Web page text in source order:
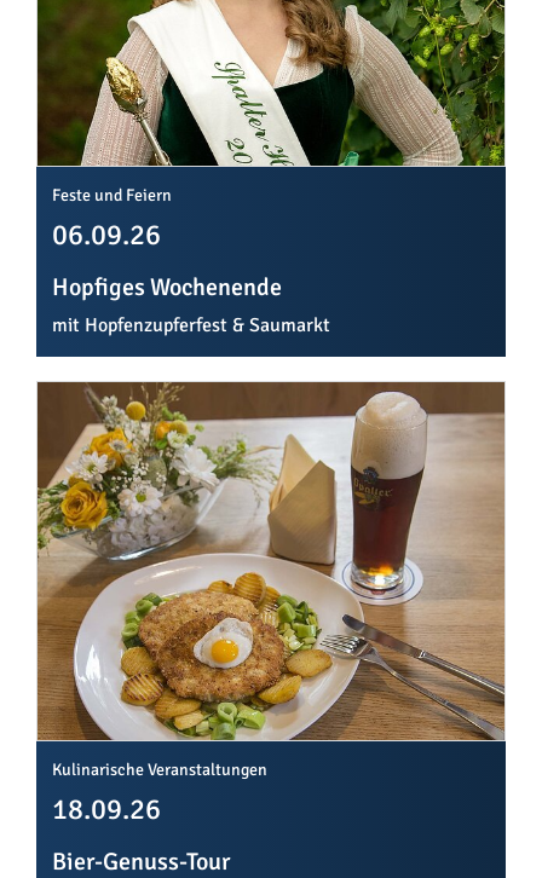
Feste und Feiern
06.09.26
Hopfiges Wochenende
mit Hopfenzupferfest & Saumarkt
Kulinarische Veranstaltungen
18.09.26
Bier-Genuss-Tour